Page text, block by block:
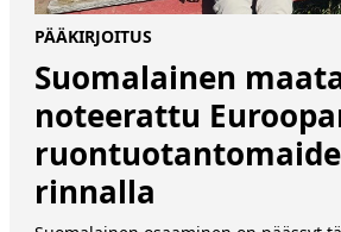
PÄÄKIRJOITUS
Suomalainen
noteerattu
rinnalla